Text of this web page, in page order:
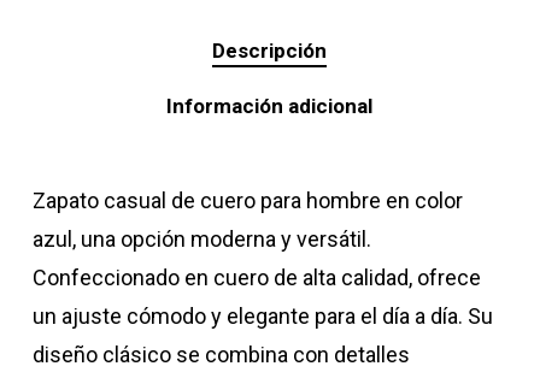
Descripción
Información adicional
Zapato casual de cuero para hombre en color
azul, una opción moderna y versátil.
Confeccionado en cuero de alta calidad, ofrece
un ajuste cómodo y elegante para el día a día. Su
diseño clásico se combina con detalles